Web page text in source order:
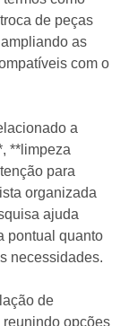
de peças
as
com o
a
**limpeza
para
organizada
ajuda
pontual quanto
necessidades.
de
opções